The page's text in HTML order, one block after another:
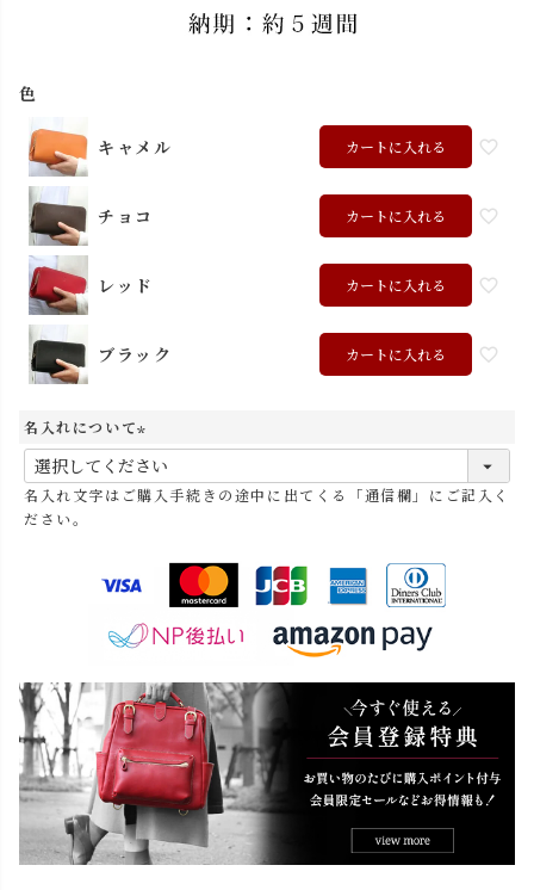
色
キャメル カートに入れる
チョコ カートに入れる
レッド カートに入れる
ブラック カートに入れる
名入れについて
(
必
須
名入れ文字はご購入手続きの途中に出てくる「通信欄」にご記入く
ださい。